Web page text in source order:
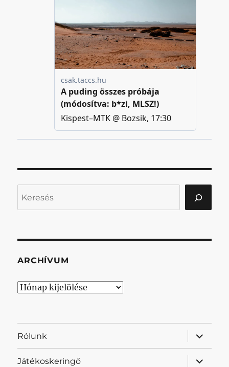
ARCHÍVUM
Archívum
Rólunk
almenü
Játékoskeringő
almenü